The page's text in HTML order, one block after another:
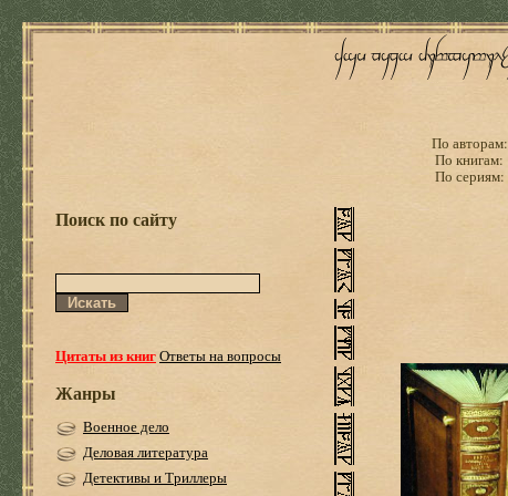
По авторам:
По книгам:
По сериям:
Поиск по сайту
Цитаты из книгОтветы на вопросы
Жанры
Военное дело
Деловая литература
Детективы и Триллеры